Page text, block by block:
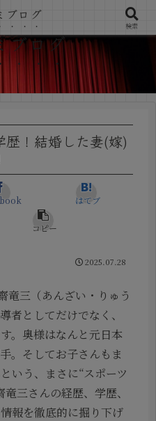
ブログ
！結婚した妻(嫁)
はてブ
コピー
2025.07.28
竜三（あんざい・りゅう
者としてだけでなく、
。奥様はなんと元日本
。そしてお子さんもま
いう、まさに“スポーツ
三さんの経歴、学歴、
報を徹底的に掘り下げ
ブログ
検索